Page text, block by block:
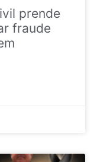
prende
fraude